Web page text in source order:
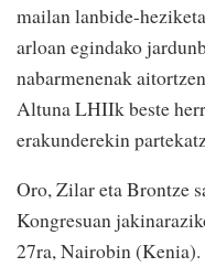
mailan lanbide-
arloan egindako
nabarmenenak
Altuna LHIIk beste
erakunderekin
Oro, Zilar eta Brontze
Kongresuan
27ra, Nairobin